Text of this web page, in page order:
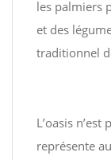
les palmiers
et des
traditionnel
L’oasis
représente